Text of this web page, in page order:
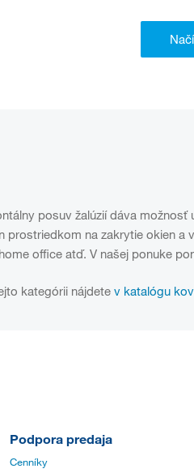
posuv žalúzií dáva
prostriedkom na zakrytie okien
office atď. V našej ponuke
kategórii nájdete v katalógu
Podpora predaja
Cenníky